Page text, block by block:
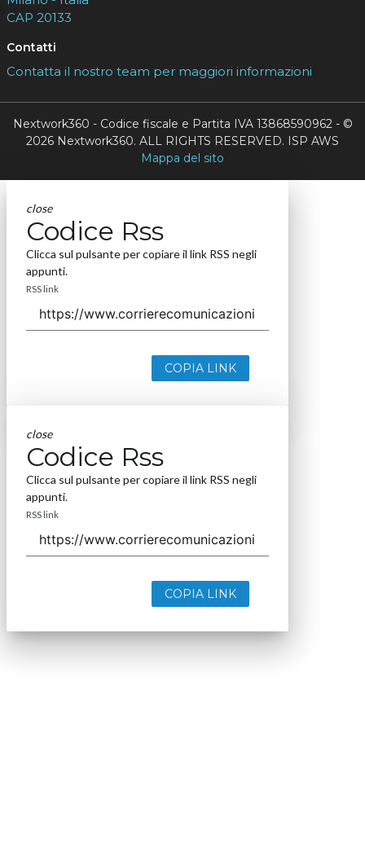
CAP 20133
Contatti
Contatta il nostro team per maggiori informazioni
Nextwork360 - Codice fiscale e Partita IVA 13868590962 - ©
2026 Nextwork360. ALL RIGHTS RESERVED. ISP AWS
Mappa del sito
close
Codice Rss
Clicca sul pulsante per copiare il link RSS negli
appunti.
RSS link
COPIA LINK
close
Codice Rss
Clicca sul pulsante per copiare il link RSS negli
appunti.
RSS link
COPIA LINK